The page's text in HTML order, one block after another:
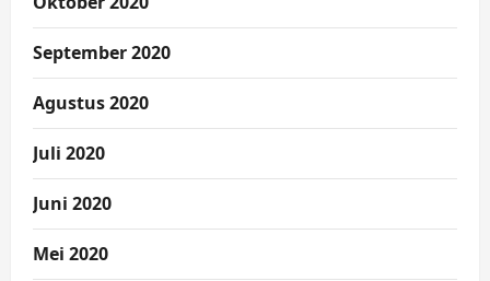
September 2020
Agustus 2020
Juli 2020
Juni 2020
Mei 2020